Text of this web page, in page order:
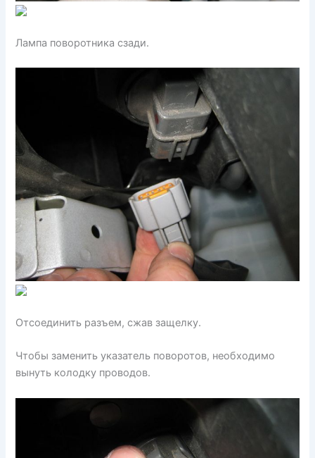
Лампа поворотника сзади.
Отсоединить разъем, сжав защелку.
Чтобы заменить указатель поворотов, необходимо
вынуть колодку проводов.